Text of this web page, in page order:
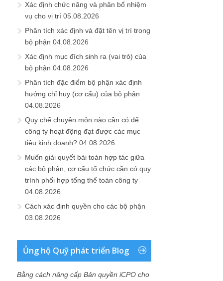
Xác định chức năng và phân bổ nhiệm
vụ cho vị trí 05.08.2026
Phân tích xác định và đặt tên vị trí trong
bộ phận 04.08.2026
Xác định mục đích sinh ra (vai trò) của
bộ phận 04.08.2026
Phân tích đặc điểm bộ phận xác định
hướng chỉ huy (cơ cấu) của bộ phận
04.08.2026
Quy chế chuyên môn nào cần có để
công ty hoạt động đạt được các mục
tiêu kinh doanh? 04.08.2026
Muốn giải quyết bài toán hợp tác giữa
các bộ phận, cơ cấu tổ chức cần có quy
trình phối hợp tổng thể toàn công ty
04.08.2026
Cách xác định quyền cho các bộ phận
03.08.2026
Ủng hộ Quỹ phát triển Blog
Bằng cách nâng cấp Bản quyền iCPO cho